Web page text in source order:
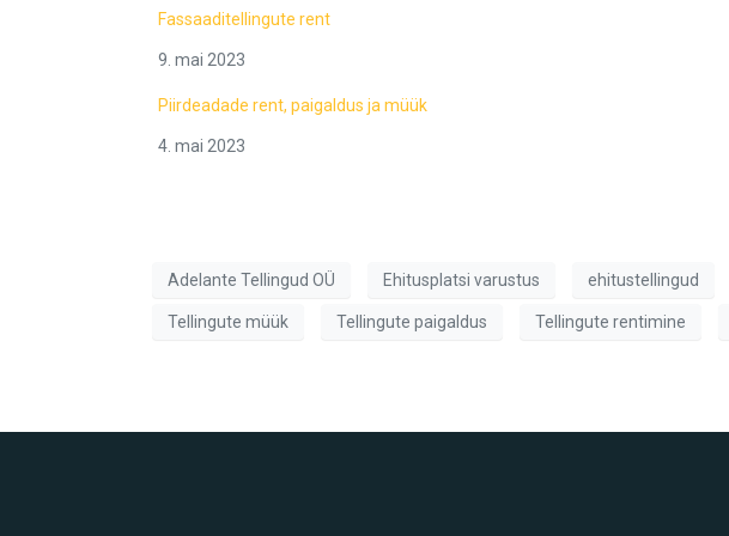
Fassaaditellingute rent
9. mai 2023
Piirdeadade rent, paigaldus ja müük
4. mai 2023
Adelante Tellingud OÜ Ehitusplatsi varustus ehitustellingud
Tellingute müük Tellingute paigaldus Tellingute rentimine